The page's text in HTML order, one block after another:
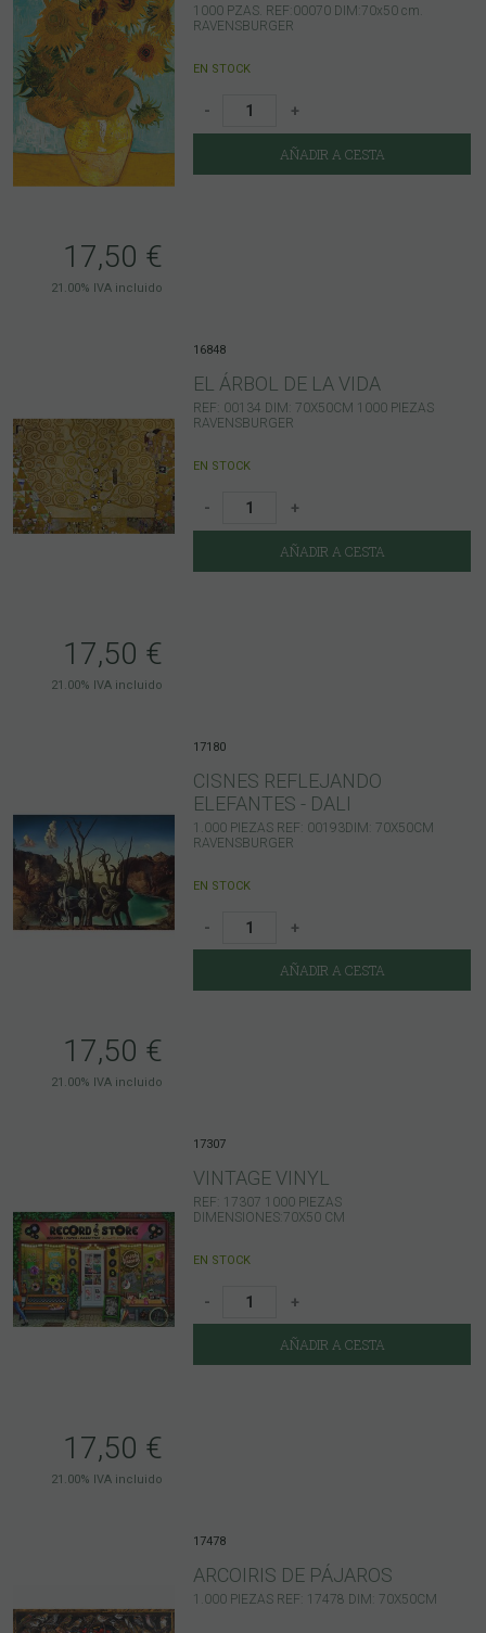
17,50 €
21.00% IVA incluido
1000 PZAS. REF:00070 DIM:70x50 cm.
RAVENSBURGER
EN STOCK
- +
AÑADIR A CESTA
17,50 €
21.00% IVA incluido
16848
EL ÁRBOL DE LA VIDA
REF: 00134 DIM: 70X50CM 1000 PIEZAS
RAVENSBURGER
EN STOCK
- +
AÑADIR A CESTA
17,50 €
21.00% IVA incluido
17180
CISNES REFLEJANDO
ELEFANTES - DALI
1.000 PIEZAS REF: 00193DIM: 70X50CM
RAVENSBURGER
EN STOCK
- +
AÑADIR A CESTA
17,50 €
21.00% IVA incluido
17307
VINTAGE VINYL
REF: 17307 1000 PIEZAS
DIMENSIONES:70X50 CM
EN STOCK
- +
AÑADIR A CESTA
17478
ARCOIRIS DE PÁJAROS
1.000 PIEZAS REF: 17478 DIM: 70X50CM